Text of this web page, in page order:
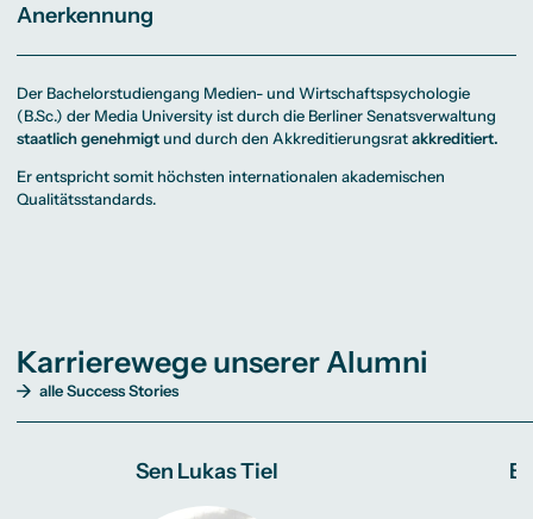
Anerkennung
Der Bachelorstudiengang Medien- und Wirtschaftspsychologie
(B.Sc.) der Media University ist durch die Berliner Senatsverwaltung
staatlich genehmigtund durch den Akkreditierungsratakkreditiert.
Er entspricht somit höchsten internationalen akademischen
Qualitätsstandards.
Karrierewege unserer Alumni
alle Success Stories
Sen Lukas Tiel